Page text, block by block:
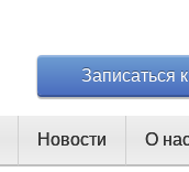
Записаться
Новости О